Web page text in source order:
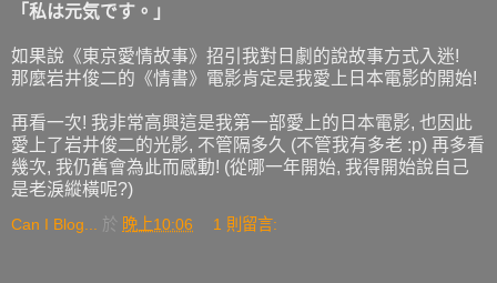
「私は元気です。」
如果說《東京愛情故事》招引我對日劇的說故事方式入迷!
那麼岩井俊二的《情書》電影肯定是我愛上日本電影的開始!
再看一次! 我非常高興這是我第一部愛上的日本電影, 也因此
愛上了岩井俊二的光影, 不管隔多久 (不管我有多老 :p) 再多看
幾次, 我仍舊會為此而感動! (從哪一年開始, 我得開始說自己
是老淚縱橫呢?)
Can I Blog... 於 晚上10:06 1 則留言: